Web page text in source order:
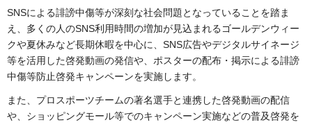
SNSによる誹謗中傷等が深刻な社会問題となっていることを踏ま
え、多くの人のSNS利用時間の増加が見込まれるゴールデンウィー
クや夏休みなど長期休暇を中心に、SNS広告やデジタルサイネージ
等を活用した啓発動画の発信や、ポスターの配布・掲示による誹謗
中傷等防止啓発キャンペーンを実施します。
また、プロスポーツチームの著名選手と連携した啓発動画の配信
や、ショッピングモール等でのキャンペーン実施などの普及啓発を